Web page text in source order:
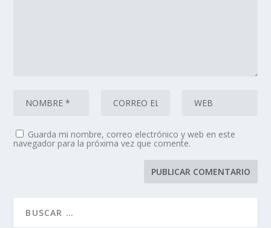
Guarda mi nombre, correo electrónico y web en este
navegador para la próxima vez que comente.